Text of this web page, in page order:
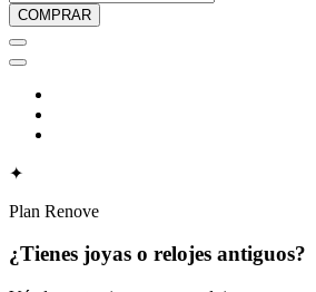
COMPRAR
✦
Plan Renove
¿Tienes joyas o relojes antiguos?